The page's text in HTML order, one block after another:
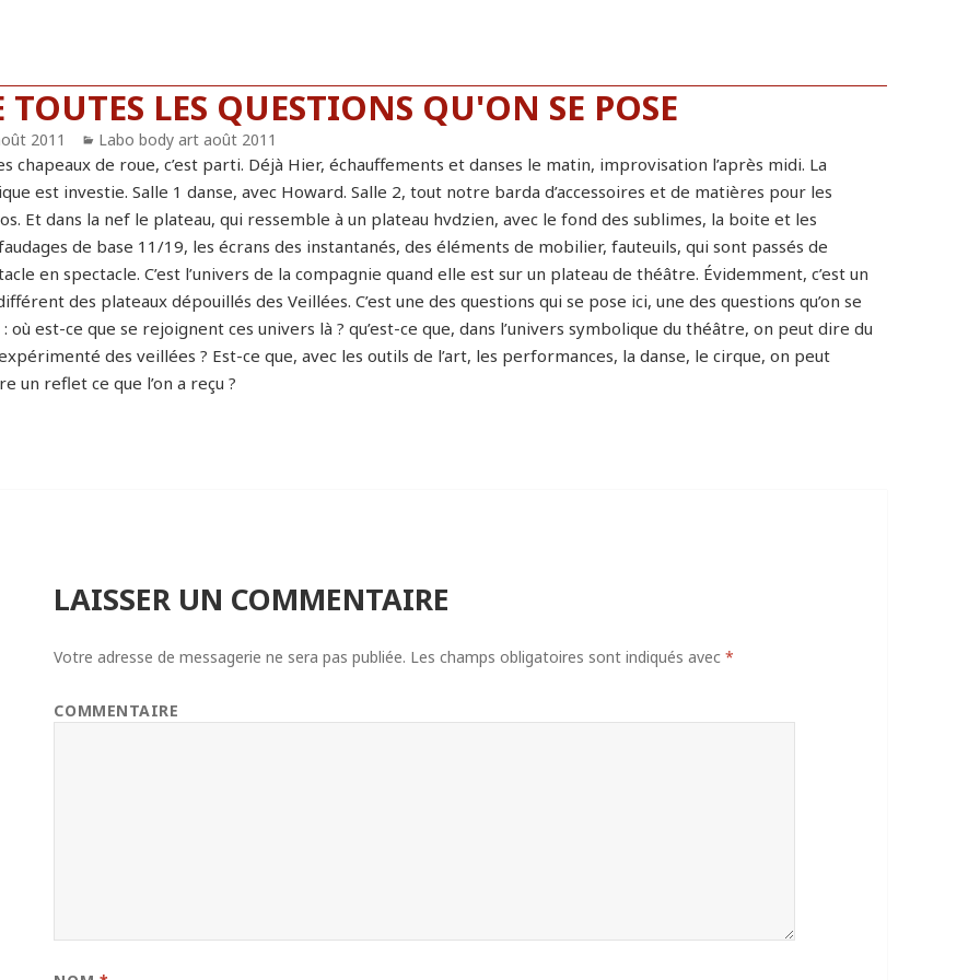
TOUTES LES QUESTIONS QU'ON SE POSE
2011 Catégories
Labo body art août 2011
chapeaux de roue, c’est parti. Déjà Hier, échauffements et danses le matin, improvisation l’après midi. La
est investie. Salle 1 danse, avec Howard. Salle 2, tout notre barda d’accessoires et de matières pour les
Et dans la nef le plateau, qui ressemble à un plateau hvdzien, avec le fond des sublimes, la boite et les
de base 11/19, les écrans des instantanés, des éléments de mobilier, fauteuils, qui sont passés de
en spectacle. C’est l’univers de la compagnie quand elle est sur un plateau de théâtre. Évidemment, c’est un
des plateaux dépouillés des Veillées. C’est une des questions qui se pose ici, une des questions qu’on se
: où est-ce que se rejoignent ces univers là ? qu’est-ce que, dans l’univers symbolique du théâtre, on peut dire du
des veillées ? Est-ce que, avec les outils de l’art, les performances, la danse, le cirque, on peut
un reflet ce que l’on a reçu ?
LAISSER UN COMMENTAIRE
Votre adresse de messagerie ne sera pas publiée. Les champs obligatoires sont indiqués avec*
COMMENTAIRE